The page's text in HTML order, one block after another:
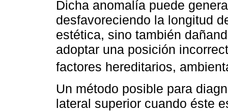
Dicha anomalía puede
desfavoreciendo la longitud
estética, sino también
adoptar una posición
factores hereditarios,
Un método posible para
lateral superior cuando éste